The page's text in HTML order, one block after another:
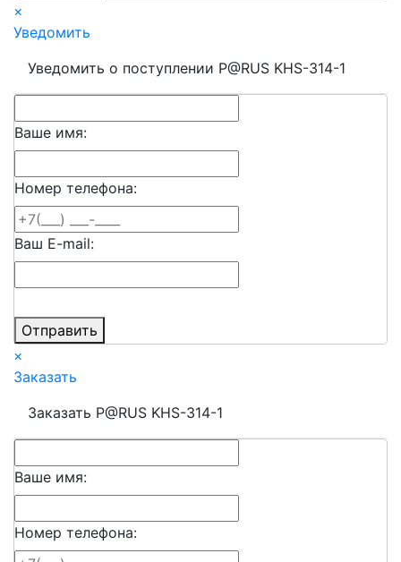
×
Уведомить
Уведомить о поступлении P@RUS KHS-314-1
Ваше имя:
Номер телефона:
Ваш E-mail:
Отправить
×
Заказать
Заказать P@RUS KHS-314-1
Ваше имя:
Номер телефона: